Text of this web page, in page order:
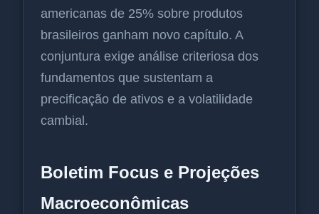
americanas de 25% sobre produtos
brasileiros ganham novo capítulo. A
conjuntura exige análise criteriosa dos
fundamentos que sustentam a
precificação de ativos e a volatilidade
cambial.
Boletim Focus e Projeções
Macroeconômicas